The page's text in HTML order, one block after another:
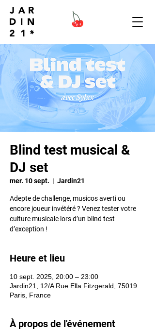
Blind test musical &
DJ set
mer. 10 sept.
  |
Jardin21
Adepte de challenge, musicos averti ou
encore joueur invétéré ? Venez tester votre
culture musicale lors d’un blind test
d’exception !
Heure et lieu
10 sept. 2025, 20:00 – 23:00
Jardin21, 12/A Rue Ella Fitzgerald, 75019
Paris, France
À propos de l'événement